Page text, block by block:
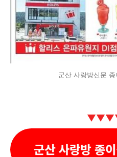
군산 사랑방신문
▼▼▼